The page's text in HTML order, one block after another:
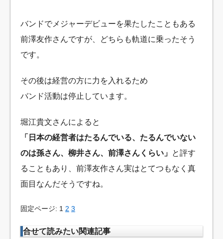
バンドでメジャーデビューを果たしたこともある
前澤友作さんですが、どちらも軌道に乗ったそう
です。
その後は経営の方に力を入れるため
バンド活動は停止しています。
堀江貴文さんによると
「日本の経営者はたるんでいる、たるんでいない
のは孫さん、柳井さん、前澤さんくらい」 と評す
ることもあり、前澤友作さん実はとてつもなく真
面目なんだそうですね。
固定ページ: 1 2 3
合せて読みたい関連記事